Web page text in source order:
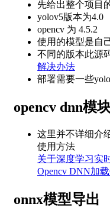
先给出整个项目
yolov5版本为4.0
opencv 为 4.5.2
使用的模型是自
不同的版本此源
解决办法
部署需要一些
opencv dnn模
这里并不详细介
使用方法
关于深度学习
Opencv DNN加
onnx模型导出